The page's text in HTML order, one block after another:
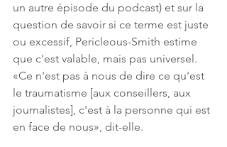
un autre épisode du podcast) et sur la
question de savoir si ce terme est juste
ou excessif, Pericleous-Smith estime
que c'est valable, mais pas universel.
«Ce n'est pas à nous de dire ce qu'est
le traumatisme [aux conseillers, aux
journalistes], c'est à la personne qui est
en face de nous», dit-elle.